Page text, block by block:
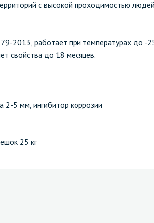
с высокой проходимостью
2013, работает при температурах до -
свойства до 18 месяцев.
2-5 мм, ингибитор коррозии
25 кг